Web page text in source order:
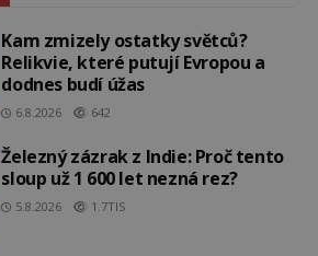
Kam zmizely ostatky světců?
Relikvie, které putují Evropou a
dodnes budí úžas
6.8.2026 642
Železný zázrak z Indie: Proč tento
sloup už 1 600 let nezná rez?
5.8.2026 1.7TIS